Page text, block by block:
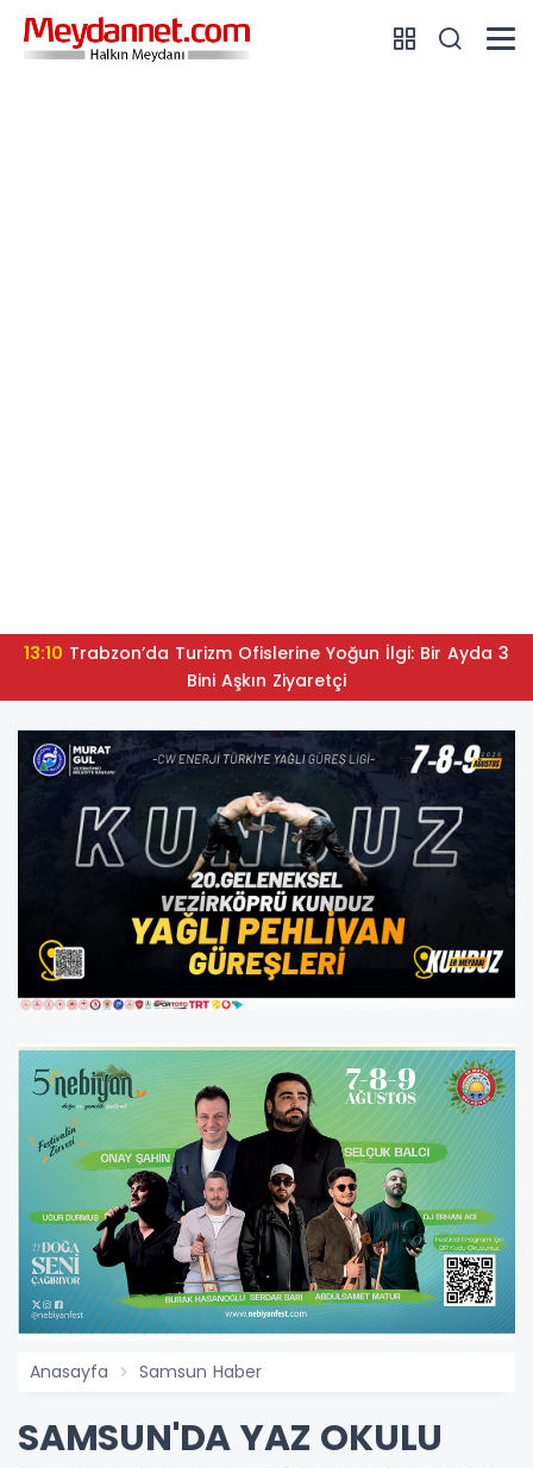
13:10
Bini Aşkın Ziyaretçi
Anasayfa Samsun Haber
SAMSUN'DA YAZ OKULU